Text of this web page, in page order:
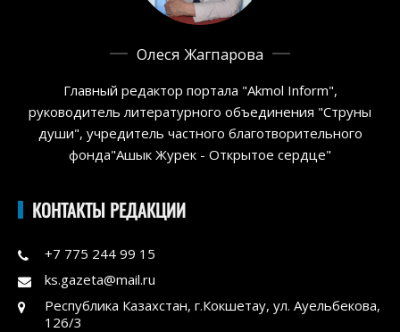
Олеся Жагпарова
Главный редактор портала "Akmol Inform",
руководитель литературного объединения "Струны
души", учредитель частного благотворительного
фонда"Ашык Журек - Открытое сердце"
КОНТАКТЫ РЕДАКЦИИ
+7 775 244 99 15
ks.gazeta@mail.ru
Республика Казахстан, г.Кокшетау, ул. Ауельбекова,
126/3